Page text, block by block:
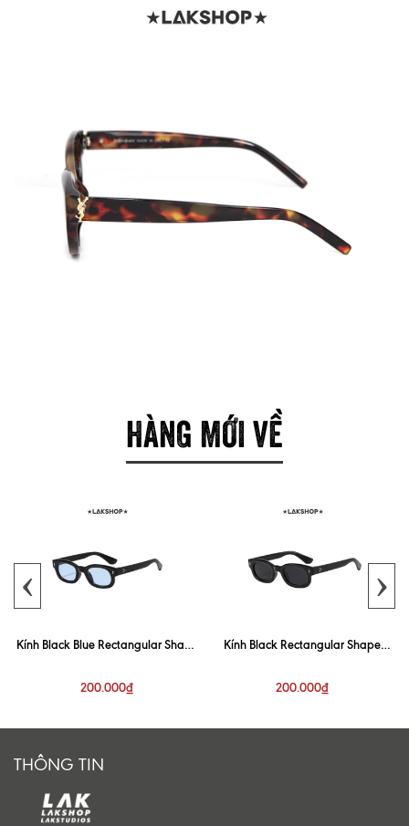
HÀNG MỚI VỀ
Kính Black Blue Rectangular Shape
200.000₫
Kính Black Rectangular Shape
200.000₫
‹ ›
THÔNG TIN